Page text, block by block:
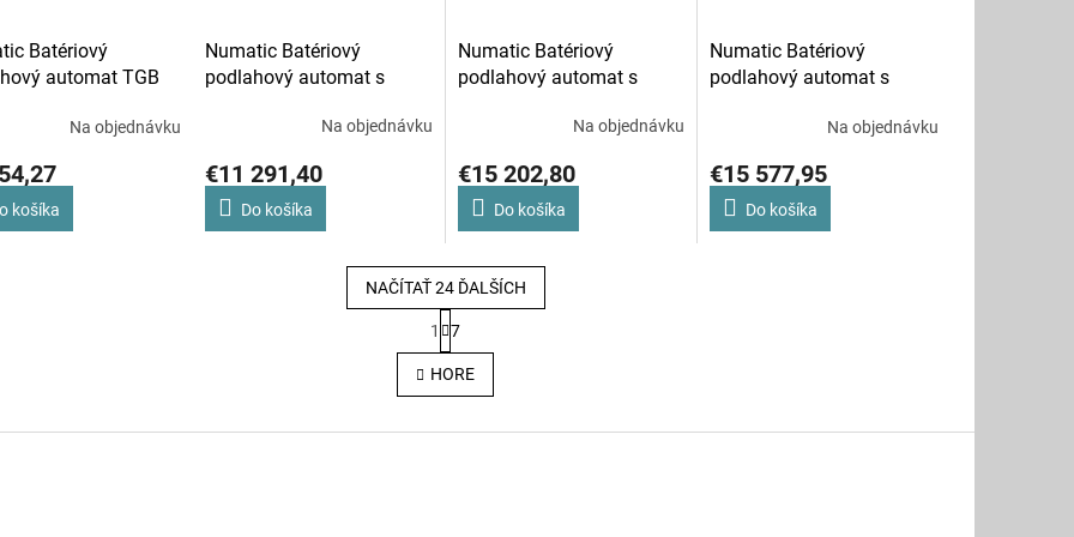
Batériový
automat TGB
Na objednávku
košíka
Numatic Batériový
podlahový automat s
Na objednávku
€11 291,40
Do košíka
Numatic Batériový
podlahový automat s
Na objednávku
€15 202,80
Do košíka
Numatic Batériový
podlahový automat s
Na objednávku
€15 577,95
Do košíka
O
v
NAČÍTAŤ 24 ĎALŠÍCH
t
r
á
n
1 7
HORE